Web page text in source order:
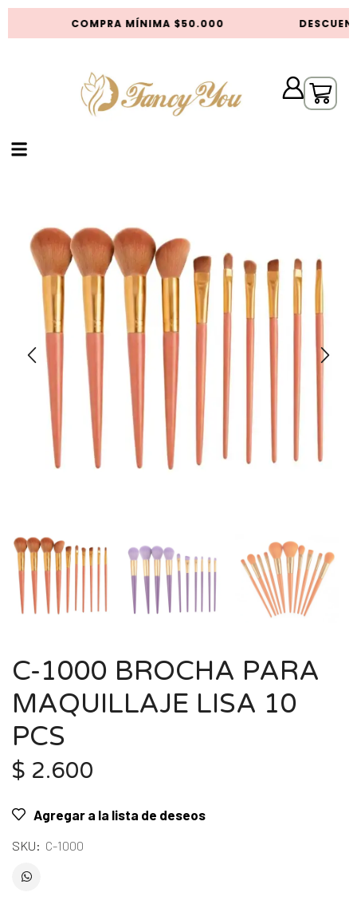
COMPRA MÍNIMA $50.000
C-1000 BROCHA PARA
MAQUILLAJE LISA 10
PCS
$ 2.600
Agregar a la lista de deseos
SKU: C-1000